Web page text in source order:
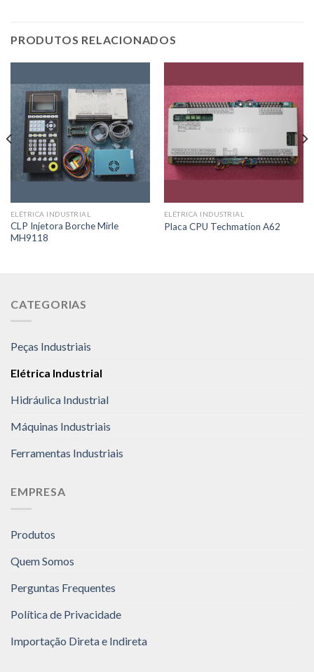
PRODUTOS RELACIONADOS
ELÉTRICA INDUSTRIAL
CLP Injetora Borche Mirle
MH9118
ELÉTRICA INDUSTRIAL
Placa CPU Techmation A62
CATEGORIAS
Peças Industriais
Elétrica Industrial
Hidráulica Industrial
Máquinas Industriais
Ferramentas Industriais
EMPRESA
Produtos
Quem Somos
Perguntas Frequentes
Política de Privacidade
Importação Direta e Indireta